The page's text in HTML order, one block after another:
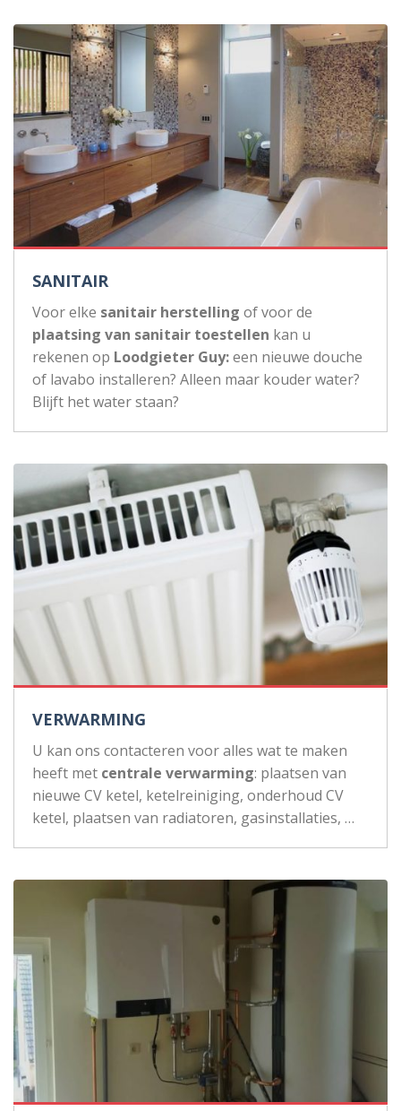
SANITAIR
Voor elke sanitair herstelling of voor de
plaatsing van sanitair toestellen kan u
rekenen op Loodgieter Guy:een nieuwe douche
of lavabo installeren? Alleen maar kouder water?
Blijft het water staan?
VERWARMING
U kan ons contacteren voor alles wat te maken
heeft met centrale verwarming: plaatsen van
nieuwe CV ketel, ketelreiniging, onderhoud CV
ketel, plaatsen van radiatoren, gasinstallaties, …